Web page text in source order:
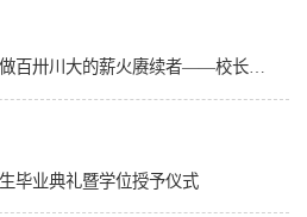
毕业典礼暨学位授予仪式